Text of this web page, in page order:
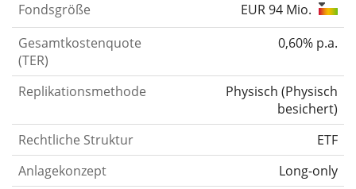
Fondsgröße
EUR 94 Mio.
Gesamtkostenquote
(TER)
0,60% p.a.
Replikationsmethode Physisch (Physisch
besichert)
Rechtliche Struktur
ETF
Anlagekonzept
Long-only